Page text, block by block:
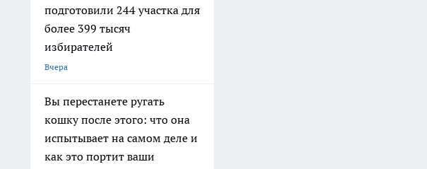
подготовили 244 участка для
более 399 тысяч
избирателей
Вчера
Вы перестанете ругать
кошку после этого: что она
испытывает на самом деле и
как это портит ваши